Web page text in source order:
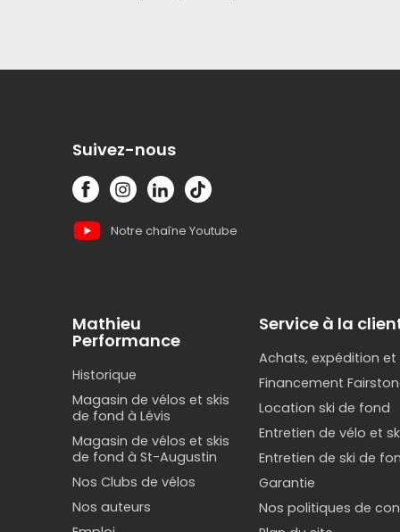
Suivez-nous
Notre chaîne Youtube
Mathieu
Performance
Historique
Magasin de vélos et skis
de fond à Lévis
Magasin de vélos et skis
de fond à St-Augustin
Nos Clubs de vélos
Nos auteurs
Service à la
Achats, expédition et
Financement
Location ski de fond
Entretien de vélo et
Entretien de ski de
Garantie
Nos politiques de